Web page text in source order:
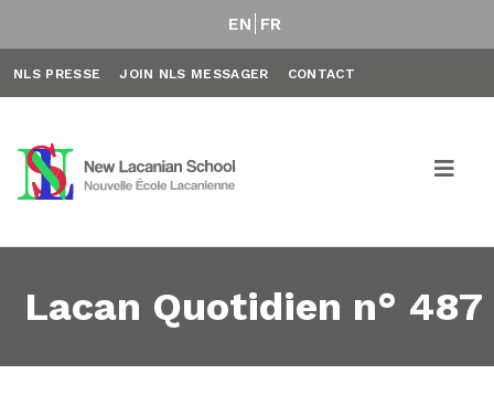
EN FR
NLS PRESSE JOIN NLS MESSAGER CONTACT
Lacan Quotidien n° 487